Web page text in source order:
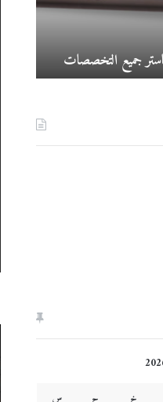
جميع التخصصات